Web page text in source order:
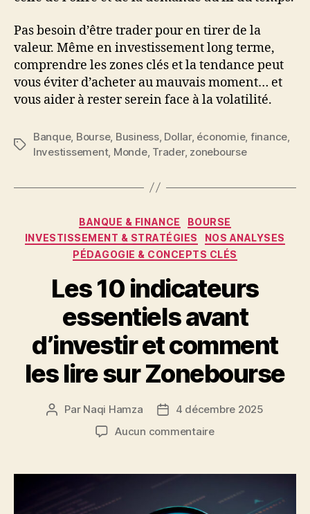
Pas besoin d’être trader pour en tirer de la
valeur. Même en investissement long terme,
comprendre les zones clés et la tendance peut
vous éviter d’acheter au mauvais moment… et
vous aider à rester serein face à la volatilité.
Étiquettes
Banque, Bourse, Business, Dollar, économie, finance
Investissement, Monde, Trader, zonebourse
Catégories
BANQUE & FINANCE
BOURSE
INVESTISSEMENT & STRATÉGIES
NOS ANALYSES
PÉDAGOGIE & CONCEPTS CLÉS
Les 10 indicateurs
essentiels avant
d’investir et comment
les lire sur Zonebourse
Auteur
Par Naqi Hamza
Date4 décembre 2025
Aucun commentairesur
indicateurs
essentiels
avant